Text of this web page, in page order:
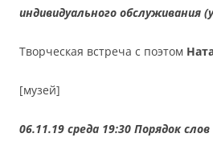
индивидуального обслуживания
Творческая встреча с поэтом
[музей]
06.11.19 среда 19:30 Порядок